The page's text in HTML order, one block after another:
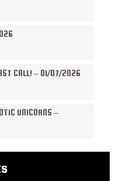
CALL! – 01/07/2026
UNICORNS –